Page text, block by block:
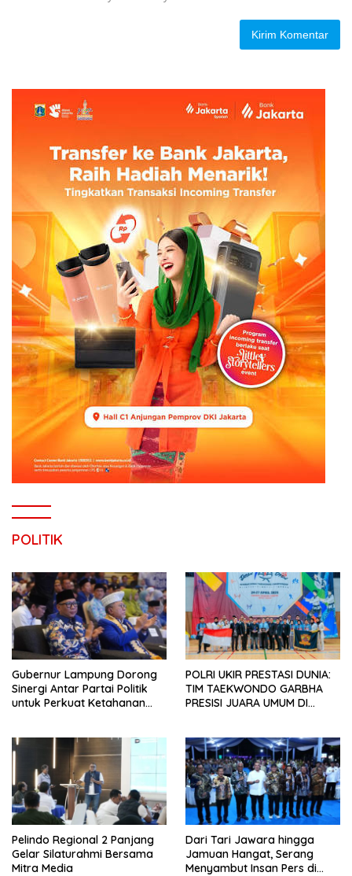
POLITIK
Gubernur Lampung Dorong
Sinergi Antar Partai Politik
untuk Perkuat Ketahanan
POLRI UKIR PRESTASI DUNIA:
TIM TAEKWONDO GARBHA
PRESISI JUARA UMUM DI
Pelindo Regional 2 Panjang
Gelar Silaturahmi Bersama
Mitra Media
Dari Tari Jawara hingga
Jamuan Hangat, Serang
Menyambut Insan Pers di